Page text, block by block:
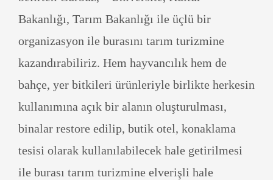
Bakanlığı, Tarım Bakanlığı ile üçlü bir
organizasyon ile burasını tarım turizmine
kazandırabiliriz. Hem hayvancılık hem de
bahçe, yer bitkileri ürünleriyle birlikte herkesin
kullanımına açık bir alanın oluşturulması,
binalar restore edilip, butik otel, konaklama
tesisi olarak kullanılabilecek hale getirilmesi
ile burası tarım turizmine elverişli hale